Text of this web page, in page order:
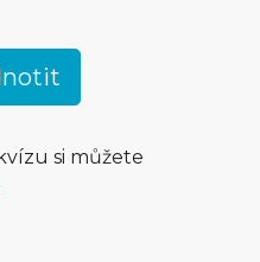
si můžete